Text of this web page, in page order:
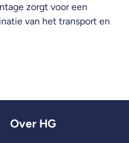
zorgt voor een
van het transport en
Over HG